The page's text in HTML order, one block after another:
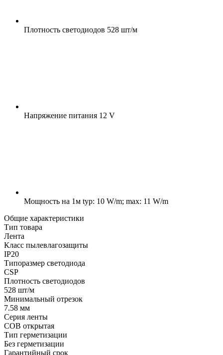
Плотность светодиодов 528 шт/м
Напряжение питания 12 V
Мощность на 1м typ: 10 W/m; max: 11 W/m
Общие характеристики
Тип товара
Лента
Класс пылевлагозащиты
IP20
Типоразмер светодиода
CSP
Плотность светодиодов
528 шт/м
Минимальный отрезок
7.58 мм
Серия ленты
COB открытая
Тип герметизации
Без герметизации
Гарантийный срок